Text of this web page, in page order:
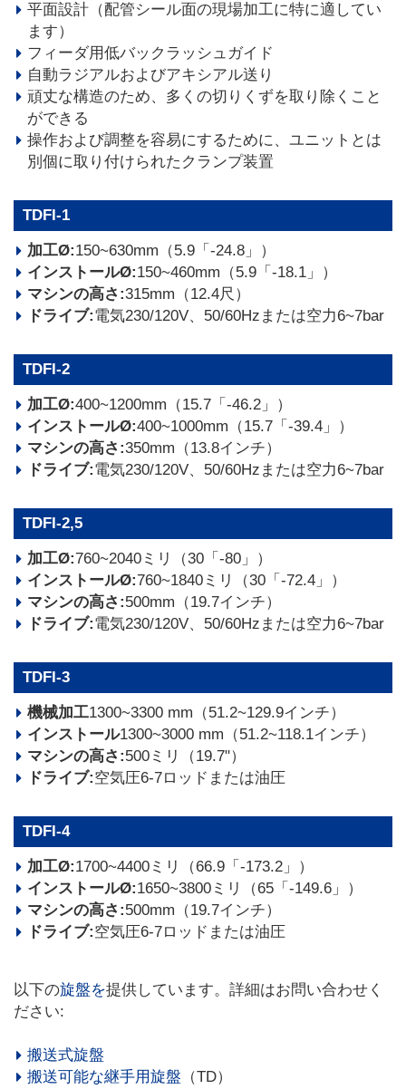
平面設計（配管シール面の現場加工に特に適してい
ます）
フィーダ用低バックラッシュガイド
自動ラジアルおよびアキシアル送り
頑丈な構造のため、多くの切りくずを取り除くこと
ができる
操作および調整を容易にするために、ユニットとは
別個に取り付けられたクランプ装置
TDFI-1
加工Ø:150~630mm（5.9「-24.8」）
インストールØ:150~460mm（5.9「-18.1」）
マシンの高さ:315mm（12.4尺）
ドライブ:電気230/120V、50/60Hzまたは空力6~7bar
TDFI-2
加工Ø:400~1200mm（15.7「-46.2」）
インストールØ:400~1000mm（15.7「-39.4」）
マシンの高さ:350mm（13.8インチ）
ドライブ:電気230/120V、50/60Hzまたは空力6~7bar
TDFI-2,5
加工Ø:760~2040ミリ（30「-80」）
インストールØ:760~1840ミリ（30「-72.4」）
マシンの高さ:500mm（19.7インチ）
ドライブ:電気230/120V、50/60Hzまたは空力6~7bar
TDFI-3
機械加工1300~3300 mm（51.2~129.9インチ）
インストール1300~3000 mm（51.2~118.1インチ）
マシンの高さ:500ミリ（19.7"）
ドライブ:空気圧6-7ロッドまたは油圧
TDFI-4
加工Ø:1700~4400ミリ（66.9「-173.2」）
インストールØ:1650~3800ミリ（65「-149.6」）
マシンの高さ:500mm（19.7インチ）
ドライブ:空気圧6-7ロッドまたは油圧
以下の旋盤を提供しています。詳細はお問い合わせく
ださい:
搬送式旋盤
搬送可能な継手用旋盤 （TD）